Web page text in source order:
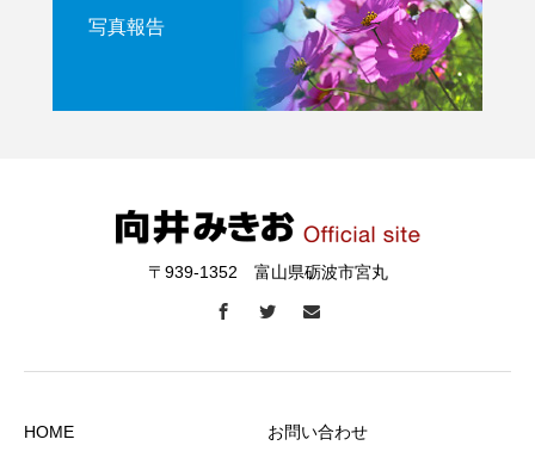
写真報告
〒939-1352 富山県砺波市宮丸
HOME お問い合わせ